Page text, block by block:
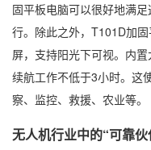
固平板电脑可以很好地满
行。除此之外，T101D加
屏，支持阳光下可视。内置
续航工作不低于3小时。这
察、监控、救援、农业等。
无人机行业中的“可靠